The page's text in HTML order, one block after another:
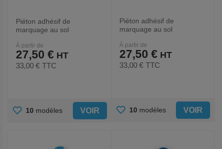
Piéton adhésif de
marquage au sol
À partir de
27,50 €
33,00 € TTC
AJOUTER
10 modèles VOIR
Piéton adhésif de
marquage au sol
Ergomat
À partir de
27,50 €
33,00 € TTC
AJOUTER
10 modèles VOIR